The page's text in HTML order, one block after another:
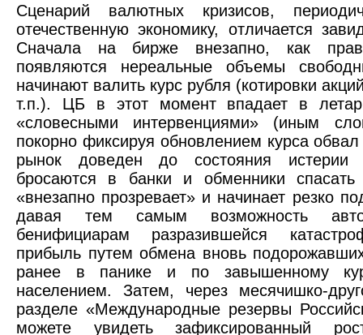
Сценарий валютных кризисов,
отечественную экономику, отличается
Сначала на бирже внезапно, как
появляются нереальные объемы
начинают валить курс рубля (котировки
т.п.). ЦБ в этот момент впадает в
«словесными интервенциями» (иным
покорно фиксируя обновлением курса
рынок доведен до состояния
бросаются в банки и обменники
«внезапно прозревает» и начинает резко
давая тем самым возможность
бенифициарам разразившейся
прибыль путем обмена вновь
ранее в панике и по завышенному
населением. Затем, через месячишко-
разделе «Международные резервы
можете увидеть зафиксированный